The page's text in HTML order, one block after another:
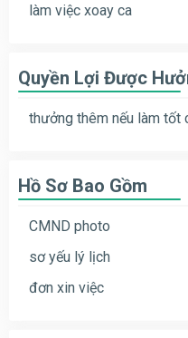
làm việc xoay ca
Quyền Lợi Được
thưởng thêm nếu làm tốt
Hồ Sơ Bao Gồm
CMND photo
sơ yếu lý lịch
đơn xin việc